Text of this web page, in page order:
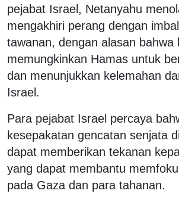
pejabat Israel, Netanyahu
mengakhiri perang dengan
tawanan, dengan alasan bahwa
memungkinkan Hamas untuk
dan menunjukkan kelemahan
Israel.
Para pejabat Israel percaya
kesepakatan gencatan senjata
dapat memberikan tekanan
yang dapat membantu
pada Gaza dan para tahanan.